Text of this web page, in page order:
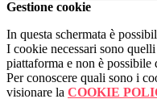
Gestione cookie
In questa schermata è
I cookie necessari sono
piattaforma e non è possibile
Per conoscere quali sono i
visionare la COOKIE